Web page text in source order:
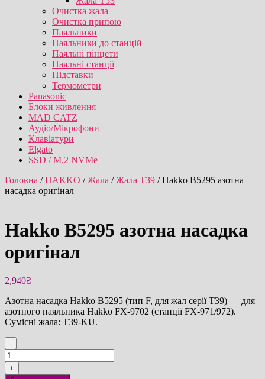
Очистка жала
Очистка припою
Паяльники
Паяльники до станцій
Паяльні пінцети
Паяльні станції
Підставки
Термометри
Panasonic
Блоки живлення
MAD CATZ
Аудіо/Мікрофони
Клавіатури
Elgato
SSD / M.2 NVMe
Головна /HAKKO /Жала /Жала T39 / Hakko B5295 азотна
насадка оригінал
Hakko B5295 азотна насадка
оригінал
2,940₴
Азотна насадка Hakko B5295 (тип F, для жал серії T39) — для
азотного паяльника Hakko FX-9702 (станції FX-971/972).
Сумісні жала: T39-KU.
-
Hakko
B5295
азотна
+